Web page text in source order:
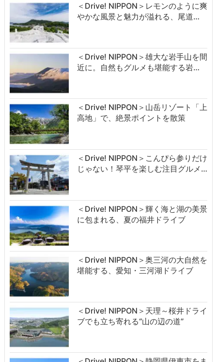
＜Drive! NIPPON＞レモンのように爽
やかな風景と魅力が溢れる、尾道…
＜Drive! NIPPON＞雄大な岩手山を間
近に。自然もグルメも堪能する岩…
＜Drive! NIPPON＞山岳リゾート「上
高地」で、絶景ポイントを散策
＜Drive! NIPPON＞こんぴら参りだけ
じゃない！琴平を楽しむ注目グルメ…
＜Drive! NIPPON＞輝く海と湖の美景
に包まれる、夏の福井ドライブ
＜Drive! NIPPON＞奥三河の大自然を
堪能する、愛知・三河湖ドライブ
＜Drive! NIPPON＞天理～桜井ドライ
ブでも立ち寄れる“山の辺の道”